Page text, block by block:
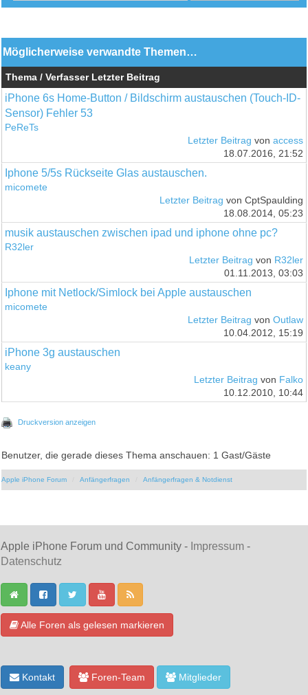
Möglicherweise verwandte Themen…
Thema / Verfasser Letzter Beitrag
iPhone 6s Home-Button / Bildschirm austauschen (Touch-ID-
Sensor) Fehler 53
PeReTs
Letzter Beitrag von access
18.07.2016, 21:52
Iphone 5/5s Rückseite Glas austauschen.
micomete
Letzter Beitrag von CptSpaulding
18.08.2014, 05:23
musik austauschen zwischen ipad und iphone ohne pc?
R32ler
Letzter Beitrag von R32ler
01.11.2013, 03:03
Iphone mit Netlock/Simlock bei Apple austauschen
micomete
Letzter Beitrag von Outlaw
10.04.2012, 15:19
iPhone 3g austauschen
keany
Letzter Beitrag von Falko
10.12.2010, 10:44
Druckversion anzeigen
Benutzer, die gerade dieses Thema anschauen: 1 Gast/Gäste
Apple iPhone Forum Anfängerfragen Anfängerfragen & Notdienst
Apple iPhone Forum und Community - Impressum -
Datenschutz
Alle Foren als gelesen markieren
Kontakt Foren-Team Mitglieder